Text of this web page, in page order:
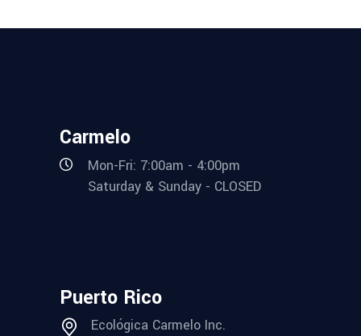
Carmelo
Mon-Fri: 7:00am - 4:00pm
Saturday & Sunday - CLOSED
Puerto Rico
Ecológica Carmelo Inc.